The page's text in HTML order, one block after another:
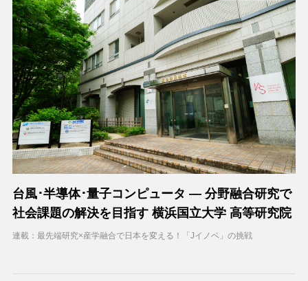
台風･半導体･量子コンピュータ ― 分野融合研究で
社会課題の解決を目指す 横浜国立大学 高等研究院
連載：最先端研究×産学融合で日本を変える！「Jイノベ」の挑戦